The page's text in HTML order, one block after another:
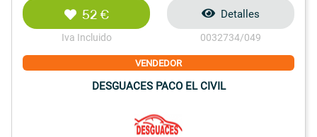
52 €
Iva Incluido
Detalles
0032734/049
VENDEDOR
DESGUACES PACO EL CIVIL